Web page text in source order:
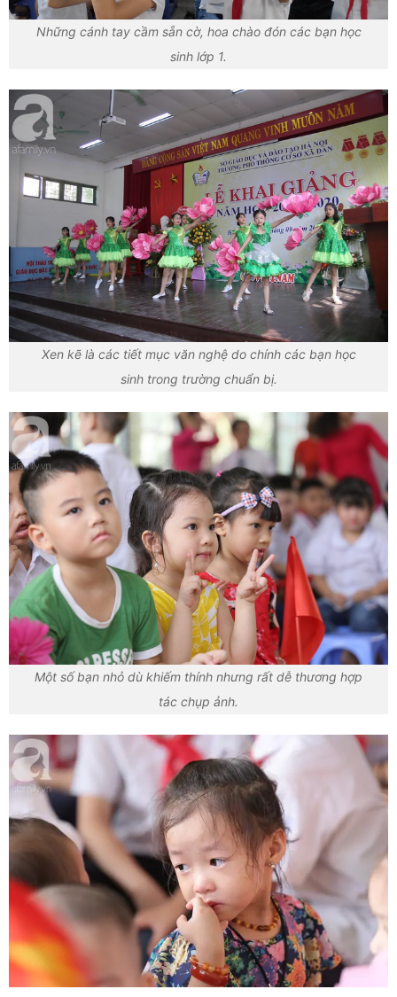
Những cánh tay cầm sẵn cờ, hoa chào đón các bạn học
sinh lớp 1.
Xen kẽ là các tiết mục văn nghệ do chính các bạn học
sinh trong trường chuẩn bị.
Một số bạn nhỏ dù khiếm thính nhưng rất dễ thương hợp
tác chụp ảnh.